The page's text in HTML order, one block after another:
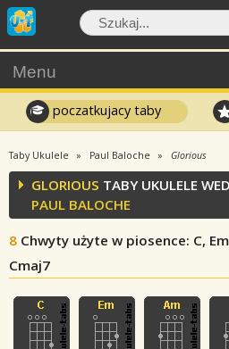
Menu
poczatkujacy taby
Taby Ukulele Paul Baloche Glorious
GLORIOUS TABY UKULELE
PAUL BALOCHE
8 Chwyty użyte w piosence: C,
Cmaj7